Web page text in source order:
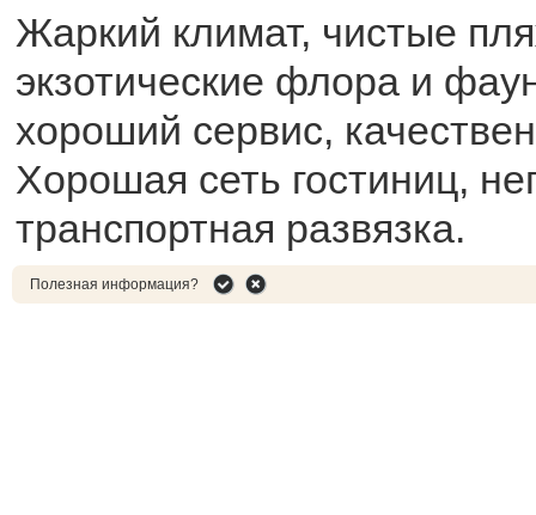
Жаркий климат, чистые
экзотические флора и
хороший сервис,
Хорошая сеть гостиниц,
транспортная развязка.
Полезная информация?